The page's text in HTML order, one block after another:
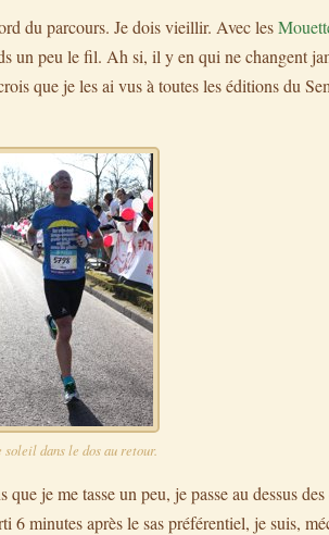
du parcours. Je dois vieillir. Avec les
un peu le fil. Ah si, il y en qui ne changent
que je les ai vus à toutes les éditions du
soleil dans le dos au retour.
je me tasse un peu, je passe au dessus
6 minutes après le sas préférentiel, je suis,